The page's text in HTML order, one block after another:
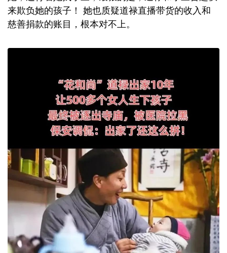
来欺负她的孩子！ 她也质疑道禄直播带货的收入和
慈善捐款的账目，根本对不上。